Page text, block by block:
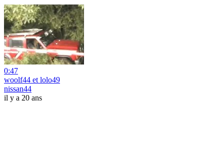
0:47
woolf44 et lolo49
nissan44
il y a 20 ans